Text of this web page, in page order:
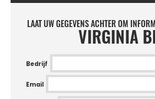
LAAT UW GEGEVENS ACHTER OM
VIRGINIA
Bedrijf
Email